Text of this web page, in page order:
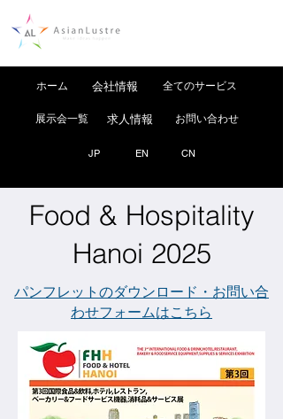
ホーム 会社情報
展示会一覧 求人情報
JP EN
全てのサービス
お問い合わせ
CN
Food & Hospitality
Hanoi 2025
パンフレットのダウンロード・お問い合
わせフォームはこちら